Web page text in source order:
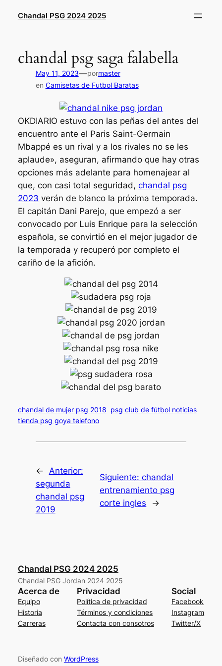
Chandal PSG 2024 2025
chandal psg saga falabella
May 11, 2023—pormaster
en Camisetas de Futbol Baratas
OKDIARIO estuvo con las peñas del antes del
encuentro ante el Paris Saint-Germain
Mbappé es un rival y a los rivales no se les
aplaude», aseguran, afirmando que hay otras
opciones más adelante para homenajear al
que, con casi total seguridad, chandal psg
2023 verán de blanco la próxima temporada.
El capitán Dani Parejo, que empezó a ser
convocado por Luis Enrique para la selección
española, se convirtió en el mejor jugador de
la temporada y recuperó por completo el
cariño de la afición.
chandal de mujer psg 2018 psg club de fútbol noticias
tienda psg goya telefono
←
Anterior:
segunda
chandal psg
2019
Siguiente:chandal
entrenamiento psg
corte ingles
→
Chandal PSG 2024 2025
Chandal PSG Jordan 2024 2025
Acerca de
Equipo
Historia
Carreras
Privacidad
Política de privacidad
Términos y condiciones
Contacta con consotros
Social
Facebook
Instagram
Twitter/X
Diseñado con WordPress